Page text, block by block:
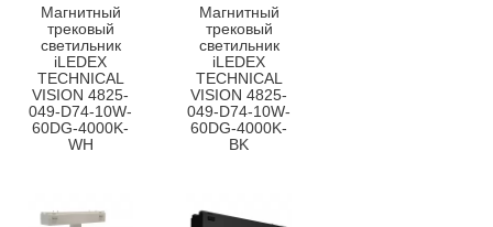
Магнитный
трековый
светильник
iLEDEX
TECHNICAL
VISION 4825-
049-D74-10W-
60DG-4000K-
WH
Магнитный
трековый
светильник
iLEDEX
TECHNICAL
VISION 4825-
049-D74-10W-
60DG-4000K-
BK